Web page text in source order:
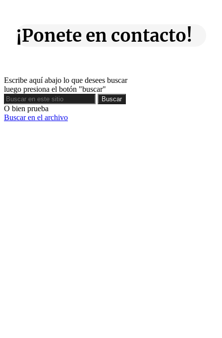
¡Ponete en contacto!
Escribe aquí abajo lo que desees buscar
luego presiona el botón "buscar"
Buscar
Buscar
O bien prueba
Buscar en el archivo